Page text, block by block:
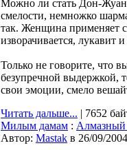
Можно ли стать Дон-
смелости, немножко
так. Женщина применяет
изворачивается, лукавит
Только не говорите, что
безупречной выдержкой,
свои эмоции, смело
Читать дальше... | 7652
Милым дамам : Алмазный
Автор: Мastak в 26/09/